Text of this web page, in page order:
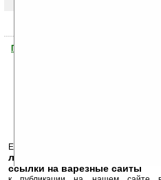
Помогите Ладошкам стать лучше
Еще раз обращаем внимание, что
лекарства, серийные номера,
ссылки на варезные сайты